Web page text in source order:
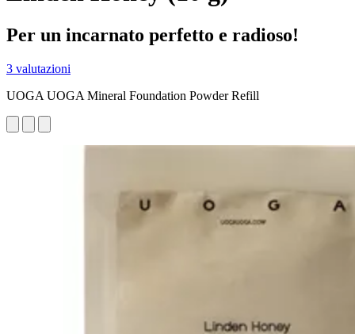
Per un incarnato perfetto e radioso!
3 valutazioni
UOGA UOGA Mineral Foundation Powder Refill